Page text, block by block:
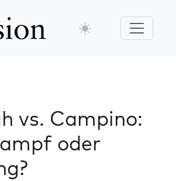
vs. Campino:
oder